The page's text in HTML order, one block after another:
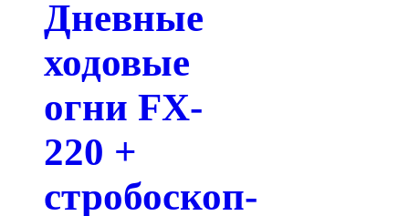
Дневные
ходовые
огни FX-
220 +
стробоскоп-